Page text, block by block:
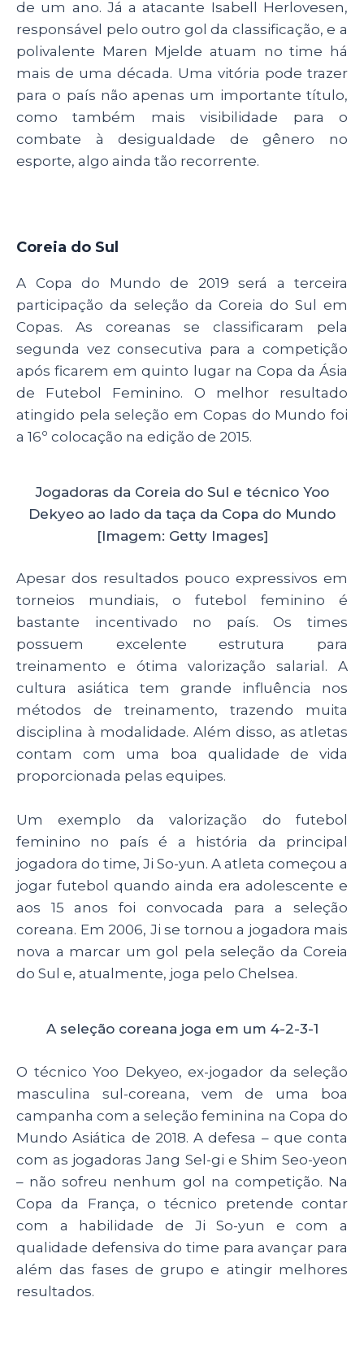
de um ano. Já a atacante Isabell Herlovesen,
responsável pelo outro gol da classificação, e a
polivalente Maren Mjelde atuam no time há
mais de uma década. Uma vitória pode trazer
para o país não apenas um importante título,
como também mais visibilidade para o
combate à desigualdade de gênero no
esporte, algo ainda tão recorrente.
Coreia do Sul
A Copa do Mundo de 2019 será a terceira
participação da seleção da Coreia do Sul em
Copas. As coreanas se classificaram pela
segunda vez consecutiva para a competição
após ficarem em quinto lugar na Copa da Ásia
de Futebol Feminino. O melhor resultado
atingido pela seleção em Copas do Mundo foi
a 16º colocação na edição de 2015.
Jogadoras da Coreia do Sul e técnico Yoo
Dekyeo ao lado da taça da Copa do Mundo
[Imagem: Getty Images]
Apesar dos resultados pouco expressivos em
torneios mundiais, o futebol feminino é
bastante incentivado no país. Os times
possuem excelente estrutura para
treinamento e ótima valorização salarial. A
cultura asiática tem grande influência nos
métodos de treinamento, trazendo muita
disciplina à modalidade. Além disso, as atletas
contam com uma boa qualidade de vida
proporcionada pelas equipes.
Um exemplo da valorização do futebol
feminino no país é a história da principal
jogadora do time, Ji So-yun. A atleta começou a
jogar futebol quando ainda era adolescente e
aos 15 anos foi convocada para a seleção
coreana. Em 2006, Ji se tornou a jogadora mais
nova a marcar um gol pela seleção da Coreia
do Sul e, atualmente, joga pelo Chelsea.
A seleção coreana joga em um 4-2-3-1
O técnico Yoo Dekyeo, ex-jogador da seleção
masculina sul-coreana, vem de uma boa
campanha com a seleção feminina na Copa do
Mundo Asiática de 2018. A defesa – que conta
com as jogadoras Jang Sel-gi e Shim Seo-yeon
– não sofreu nenhum gol na competição. Na
Copa da França, o técnico pretende contar
com a habilidade de Ji So-yun e com a
qualidade defensiva do time para avançar para
além das fases de grupo e atingir melhores
resultados.